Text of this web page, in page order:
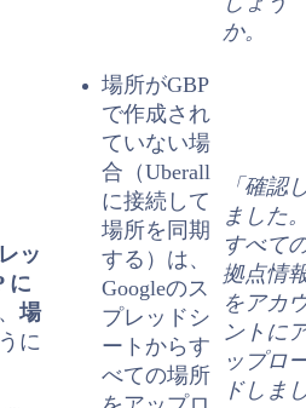
か。
ッ
に
場
に
場所がGBP
で作成され
ていない場
合（Uberall
に接続して
場所を同期
する）は、
Googleのス
プレッドシ
ートからす
べての場所
「確認
ました
すべて
拠点情
をアカ
ントに
ップロ
ドしま